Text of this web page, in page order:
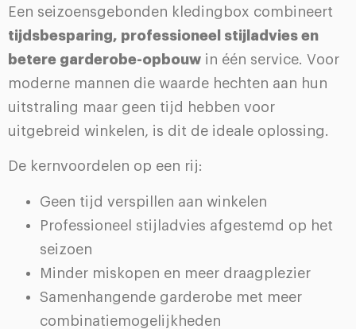
Een seizoensgebonden kledingbox combineert
tijdsbesparing, professioneel stijladvies en
betere garderobe-opbouw in één service. Voor
moderne mannen die waarde hechten aan hun
uitstraling maar geen tijd hebben voor
uitgebreid winkelen, is dit de ideale oplossing.
De kernvoordelen op een rij:
Geen tijd verspillen aan winkelen
Professioneel stijladvies afgestemd op het
seizoen
Minder miskopen en meer draagplezier
Samenhangende garderobe met meer
combinatiemogelijkheden